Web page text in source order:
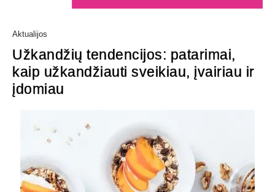
Aktualijos
Užkandžių tendencijos: patarimai,
kaip užkandžiauti sveikiau, įvairiau ir
įdomiau